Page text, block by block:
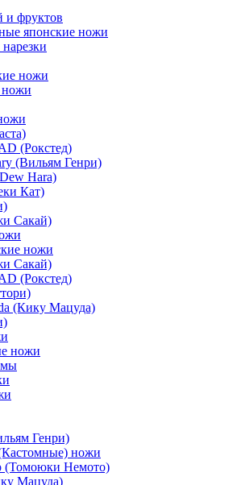
и фруктов
японские ножи
ножи
ножи
(Рокстед)
(Вильям Генри)
Hara)
Кат)
Сакай)
ножи
Сакай)
(Рокстед)
(Кику Мацуда)
ножи
Генри)
ножи
(Томоюки Немото)
Мацуда)